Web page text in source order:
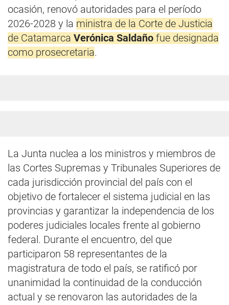
ocasión, renovó autoridades para el período
2026-2028 y la ministra de la Corte de Justicia
de Catamarca Verónica Saldaño fue designada
como prosecretaria.
La Junta nuclea a los ministros y miembros de
las Cortes Supremas y Tribunales Superiores de
cada jurisdicción provincial del país con el
objetivo de fortalecer el sistema judicial en las
provincias y garantizar la independencia de los
poderes judiciales locales frente al gobierno
federal. Durante el encuentro, del que
participaron 58 representantes de la
magistratura de todo el país, se ratificó por
unanimidad la continuidad de la conducción
actual y se renovaron las autoridades de la